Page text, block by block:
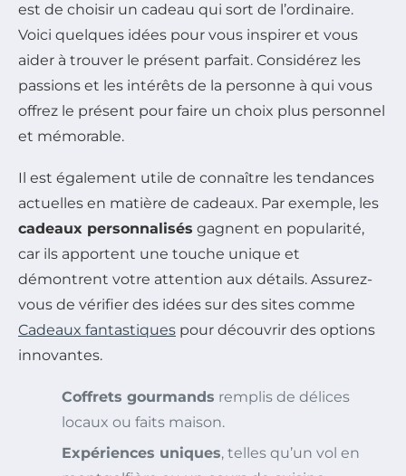
est de choisir un cadeau qui sort de l’ordinaire.
Voici quelques idées pour vous inspirer et vous
aider à trouver le présent parfait. Considérez les
passions et les intérêts de la personne à qui vous
offrez le présent pour faire un choix plus personnel
et mémorable.
Il est également utile de connaître les tendances
actuelles en matière de cadeaux. Par exemple, les
cadeaux personnalisés gagnent en popularité,
car ils apportent une touche unique et
démontrent votre attention aux détails. Assurez-
vous de vérifier des idées sur des sites comme
Cadeaux fantastiques pour découvrir des options
innovantes.
Coffrets gourmands remplis de délices
locaux ou faits maison.
Expériences uniques, telles qu’un vol en